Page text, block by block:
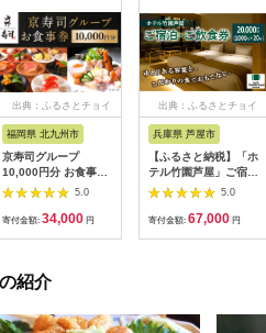
出典：ふるさとチョイ
福岡県 北九州市
京寿司グループ
10,000円分 お食事券
1000円×10枚 食事チ
ケット チケット 寿司
福岡県 北九州市
5.0
寄付金額: 34,000 円
出典：ふるさとチョイ
兵庫県 芦屋市
【ふるさと納税】「ホ
テル竹園芦屋」ご宿泊
・ ご飲食券 20000円
分 (1000円×20枚)
【宿泊券 お食事券 入
ナー】
5.0
寄付金額: 67,000 円
紹介